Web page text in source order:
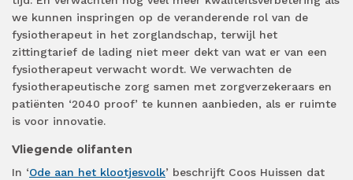
we kunnen inspringen op de veranderende rol van de
fysiotherapeut in het zorglandschap, terwijl het
zittingtarief de lading niet meer dekt van wat er van een
fysiotherapeut verwacht wordt. We verwachten de
fysiotherapeutische zorg samen met zorgverzekeraars en
patiënten ‘2040 proof’ te kunnen aanbieden, als er ruimte
is voor innovatie.
Vliegende olifanten
In ‘Ode aan het klootjesvolk’ beschrijft Coos Huissen dat